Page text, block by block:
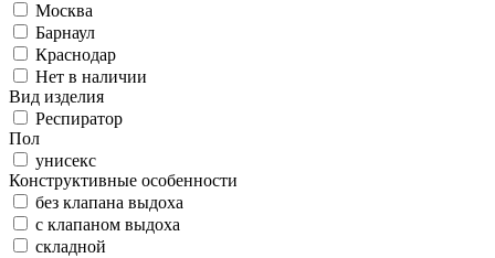
Москва
Барнаул
Краснодар
Нет в наличии
Вид изделия
Респиратор
Пол
унисекс
Конструктивные особенности
без клапана выдоха
с клапаном выдоха
складной